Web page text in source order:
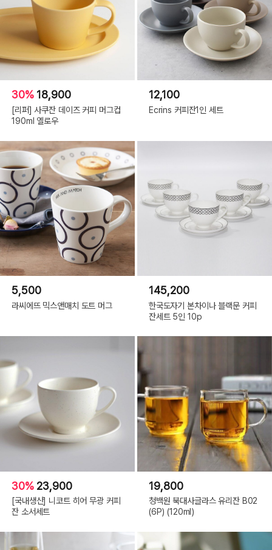
30% 18,900
[리퍼] 사쿠잔 데이즈 커피 머그컵
190ml 옐로우
12,100
Ecrins 커피잔1인 세트
5,500
라씨에뜨 믹스앤매치 도트 머그
145,200
한국도자기 본차이나 블랙문 커피
잔세트 5인 10p
30% 23,900
[국내생산] 니코트 히어 무광 커피
잔 소서세트
19,800
청백원 북대사글라스 유리잔 B02
(6P) (120ml)